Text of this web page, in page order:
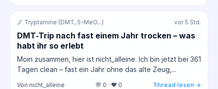
🌌 Tryptamine (DMT, 5-MeO...) vor 5 Std.
DMT‑Trip nach fast einem Jahr trocken – was
habt ihr so erlebt
Moin zusammen, hier ist nicht_alleine. Ich bin jetzt bei 361
Tagen clean – fast ein Jahr ohne das alte Zeug,...
Von nicht_alleine 💬 0 · ❤️ 0 Thread lesen →